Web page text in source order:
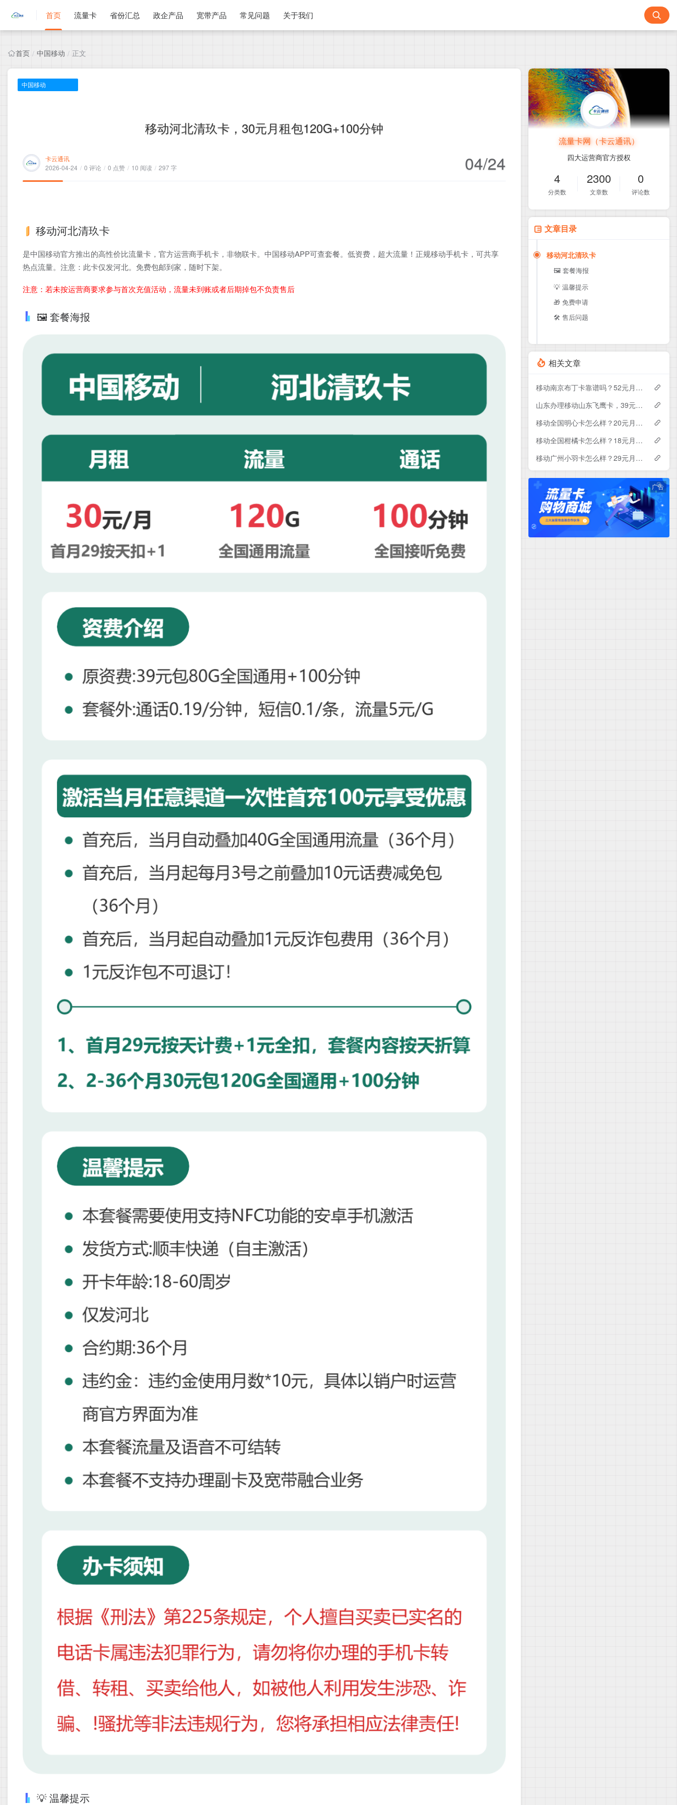
首页 流量卡 省份汇总 政企产品 宽带产品 常见问题 关于我们
首页 / 中国移动 / 正文
中国移动
移动河北清玖卡，30元月租包120G+100分钟
卡云通讯
2026-04-24 / 0 评论 / 0 点赞 / 10 阅读 / 297 字 04/24
移动河北清玖卡
是中国移动官方推出的高性价比流量卡，官方运营商手机卡，非物联卡。中国移动APP可查套餐。低资费，超大流量！正规移动手机卡，可共享
热点流量。注意：此卡仅发河北。免费包邮到家，随时下架。
注意：若未按运营商要求参与首次充值活动，流量未到账或者后期掉包不负责售后
🖼️ 套餐海报
💡 温馨提示
流量卡网（卡云通讯）
四大运营商官方授权
4
分类数
2300
文章数
0
评论数
文章目录
移动河北清玖卡
🖼️ 套餐海报
💡 温馨提示
🎁 免费申请
🛠️ 售后问题
相关文章
移动南京布丁卡靠谱吗？52元月租包110G+200分钟实测分享
山东办理移动山东飞鹰卡，39元月租包100G+300分钟
移动全国明心卡怎么样？20元月租包350G+200分钟+会员——移动流量卡测评
移动全国柑橘卡怎么样？18元月租包160G+100分钟+会员——移动流量卡测评
移动广州小羽卡怎么样？29元月租包150G+100分钟+会员——移动流量卡测评
广告